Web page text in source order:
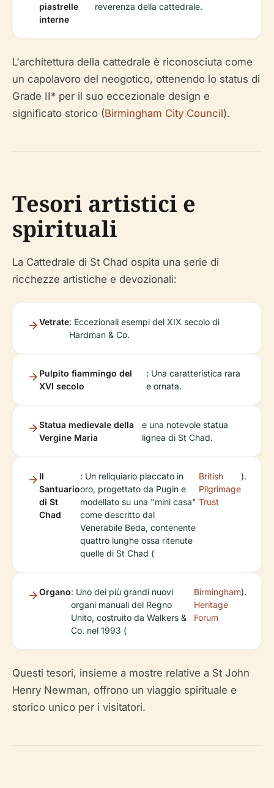
piastrelle
interne
reverenza della cattedrale.
L'architettura della cattedrale è riconosciuta come
un capolavoro del neogotico, ottenendo lo status di
Grade II* per il suo eccezionale design e
significato storico (Birmingham City Council).
Tesori artistici e
spirituali
La Cattedrale di St Chad ospita una serie di
ricchezze artistiche e devozionali:
Vetrate: Eccezionali esempi del XIX secolo di
Hardman & Co.
Pulpito fiammingo del
XVI secolo
: Una caratteristica rara
e ornata.
Statua medievale della
Vergine Maria
e una notevole statua
lignea di St Chad.
Il
Santuario
di St
Chad
: Un reliquiario placcato in
oro, progettato da Pugin e
modellato su una "mini casa"
come descritto dal
Venerabile Beda, contenente
quattro lunghe ossa ritenute
quelle di St Chad (
British
Pilgrimage
Trust
).
Organo: Uno dei più grandi nuovi
organi manuali del Regno
Unito, costruito da Walkers &
Co. nel 1993 (
Birmingham
Heritage
Forum
).
Questi tesori, insieme a mostre relative a St John
Henry Newman, offrono un viaggio spirituale e
storico unico per i visitatori.